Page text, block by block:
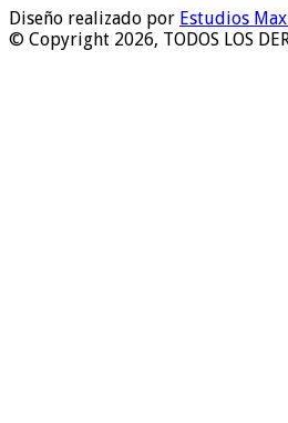
Diseño realizado por Estudios
© Copyright 2026, TODOS LOS